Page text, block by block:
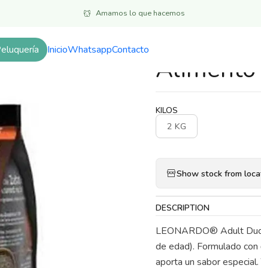
InicioWhatsappContacto
Amamos lo que hacemos
Gatos Adulto Alimento Leonardo Adulto Pato
Alimento
KILOS
2 KG
Show stock from
DESCRIPTION
LEONARDO® Adult
de edad). Formulado
aporta un sabor